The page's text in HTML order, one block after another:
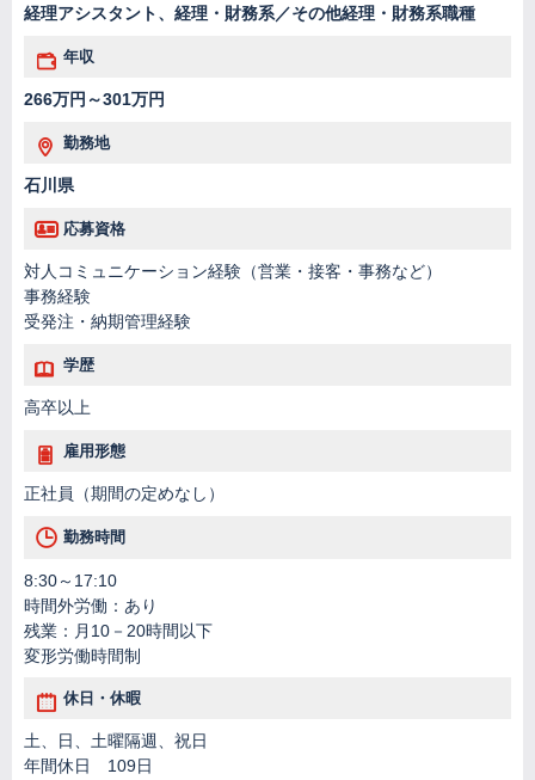
経理アシスタント、経理・財務系／その他経理・財務系職種
年収
266万円～301万円
勤務地
石川県
応募資格
対人コミュニケーション経験（営業・接客・事務など）
事務経験
受発注・納期管理経験
学歴
高卒以上
雇用形態
正社員（期間の定めなし）
勤務時間
8:30～17:10
時間外労働：あり
残業：月10－20時間以下
変形労働時間制
休日・休暇
土、日、土曜隔週、祝日
年間休日 109日